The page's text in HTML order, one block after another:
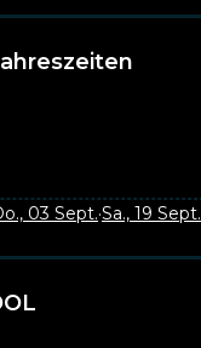
03 Sept.·Sa., 19 Sept.